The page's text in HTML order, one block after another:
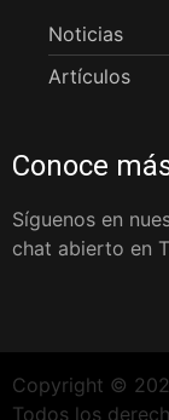
Noticias
Artículos
Conoce
Síguenos en
chat abierto en
Copyright ©
Todos los